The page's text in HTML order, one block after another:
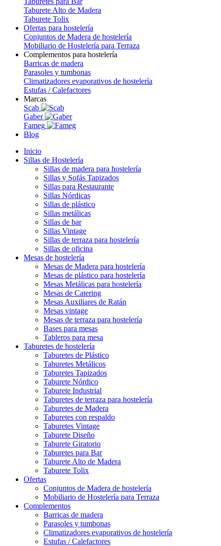
Taburete Alto de Madera
Taburete Tolix
Ofertas para hostelería
Conjuntos de Madera de hostelería
Mobiliario de Hostelería para Terraza
Complementos para hostelería
Barricas de madera
Parasoles y tumbonas
Climatizadores evaporativos de hostelería
Estufas / Calefactores
Marcas
Scab
Gaber
Fameg
Blog
Inicio
Sillas de Hostelería
Sillas de madera para hostelería
Sillas y Sofás Tapizados
Sillas para Restaurante
Sillas Nórdicas
Sillas de plástico
Sillas metálicas
Sillas de bar
Sillas Vintage
Sillas de terraza para hostelería
Sillas de oficina
Mesas de hostelería
Mesas de Madera para hostelería
Mesas de plástico para hostelería
Mesas Metálicas para hostelería
Mesas de Catering
Mesas Auxiliares de Ratán
Mesas vintage
Mesas de terraza para hostelería
Bases para mesas
Tableros para mesa
Taburetes de hostelería
Taburetes de Plástico
Taburetes Metálicos
Taburetes Tapizados
Taburete Nórdico
Taburete Industrial
Taburetes de terraza para hostelería
Taburetes de Madera
Taburetes con respaldo
Taburetes Vintage
Taburete Diseño
Taburete Giratorio
Taburetes para Bar
Taburete Alto de Madera
Taburete Tolix
Ofertas
Conjuntos de Madera de hostelería
Mobiliario de Hostelería para Terraza
Complementos
Barricas de madera
Parasoles y tumbonas
Climatizadores evaporativos de hostelería
Estufas / Calefactores